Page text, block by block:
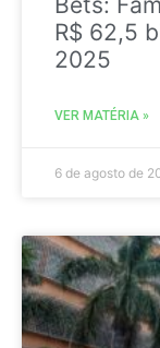
R$ 62,5
2025
VER MATÉRIA »
6 de agosto de